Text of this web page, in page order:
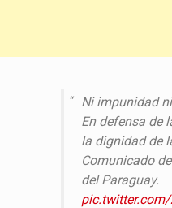
Ni impunidad
En defensa de
la dignidad de
Comunicado
del Paraguay.